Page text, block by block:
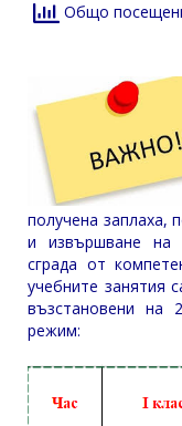
Общо
получена заплаха,
и извършване на
сграда от
учебните занятия
възстановени на
режим: